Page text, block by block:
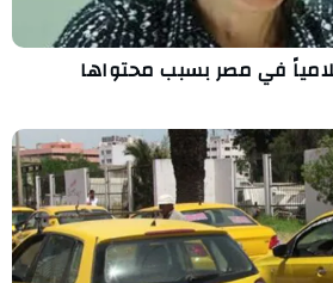
في مصر بسبب محتواها